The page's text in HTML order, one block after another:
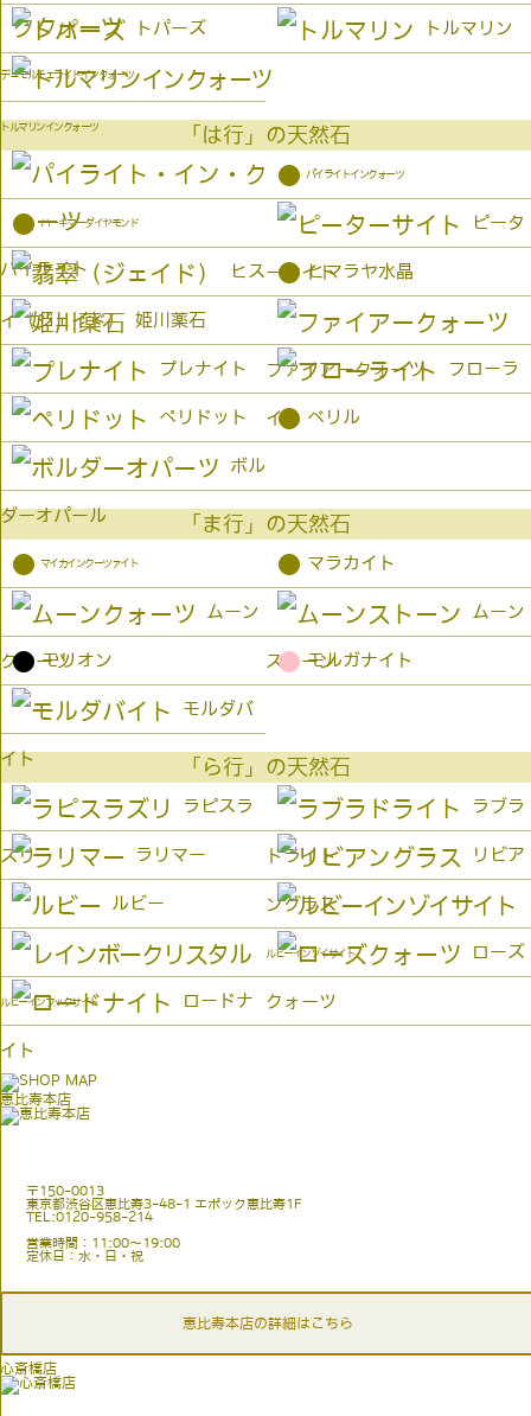
デュモルチェライトインクォーツ
トパーズ トルマリン
トルマリンインクォーツ 「は行」の天然石
パイライト
● パイライトインクォーツ
● ハーキマーダイヤモンド ピータ
ーサイト
ヒス
イ（ジェイド）
● ヒマラヤ水晶
姫川薬石
ファイアークォーツ
プレナイト フローラ
イト
ペリドット ● ベリル
ボル
ダーオパール 「ま行」の天然石
● マイカインクーツァイト ● マラカイト
ムーン
クォーツ
ムーン
ストーン
● モリオン ● モルガナイト
モルダバ
イト 「ら行」の天然石
ラピスラ
ズリ
ラブラ
ドライト
ラリマー リビア
ングラス
ルビー
ルビーインゾイサイト
ルビーインフックサイト
ローズ
クォーツ
ロードナ
イト
恵比寿本店
〒150-0013
東京都渋谷区恵比寿3-48-1 エポック恵比寿1F
TEL:0120-958-214
営業時間：11:00〜19:00
定休日：水・日・祝
恵比寿本店の詳細はこちら
心斎橋店